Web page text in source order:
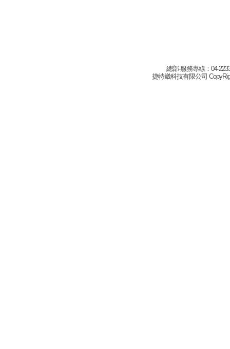
總部-服務專線：04-
捷特崴科技有限公司